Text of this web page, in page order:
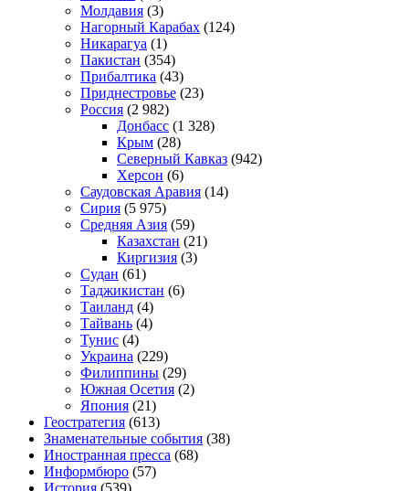
Молдавия (3)
Нагорный Карабах (124)
Никарагуа (1)
Пакистан (354)
Прибалтика (43)
Приднестровье (23)
Россия (2 982)
Донбасс (1 328)
Крым (28)
Северный Кавказ (942)
Херсон (6)
Саудовская Аравия (14)
Сирия (5 975)
Средняя Азия (59)
Казахстан (21)
Киргизия (3)
Судан (61)
Таджикистан (6)
Таиланд (4)
Тайвань (4)
Тунис (4)
Украина (229)
Филиппины (29)
Южная Осетия (2)
Япония (21)
Геостратегия (613)
Знаменательные события (38)
Иностранная пресса (68)
Информбюро (57)